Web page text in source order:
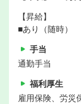
【昇給】
■あり（随時）
手当
通勤手当
福利厚生
雇用保険、労災